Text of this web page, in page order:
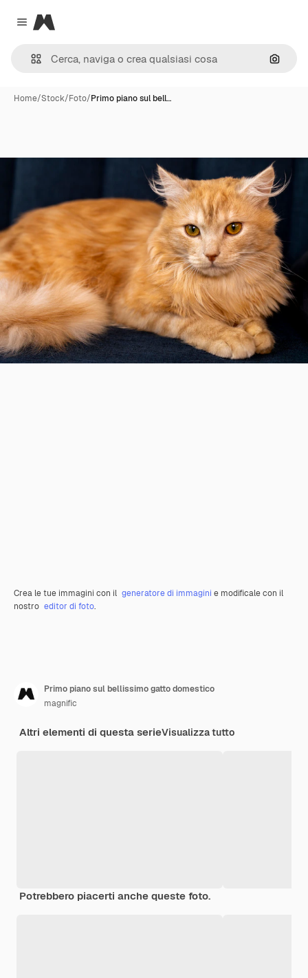
Close menu
Magnific
Cerca
Home/Stock/Foto/Primo piano sul bell…
Crea le tue immagini con il generatore di immagini e modificale con il
nostro editor di foto.
Primo piano sul bellissimo gatto domestico
magnific
Altri elementi di questa serieVisualizza tutto
Potrebbero piacerti anche queste foto.